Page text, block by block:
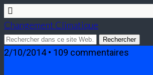
Changement Climatique
2/10/2014 • 109 commentaires